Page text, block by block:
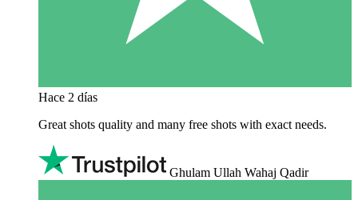
Hace 2 días
Great shots quality and many free shots with exact needs.
Ghulam Ullah Wahaj Qadir